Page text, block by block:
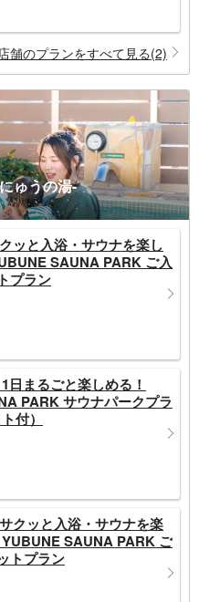
店舗のプランをすべて見る(2)
ゅうの湯-
ッと入浴・サウナを楽し
SAUNA PARK ご入
プラン
日まるごと楽しめる！
PARK サウナパークプラ
付）
クッと入浴・サウナを楽
SAUNA PARK ご
トプラン